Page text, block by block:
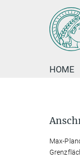
HOME
Max-